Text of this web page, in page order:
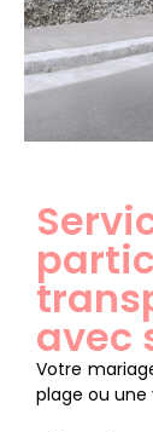
avec
Votre
plage ou une